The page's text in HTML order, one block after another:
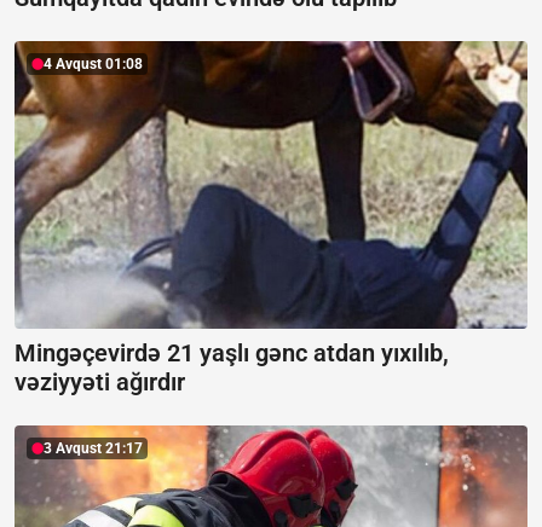
4 Avqust 01:08
Mingəçevirdə 21 yaşlı gənc atdan yıxılıb,
vəziyyəti ağırdır
3 Avqust 21:17